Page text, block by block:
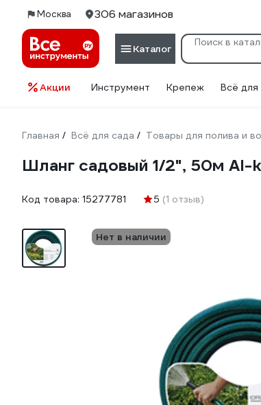
Москва 306 магазинов
Каталог
Акции Инструмент Крепеж Всё для
Главная / Всё для сада / Товары для полива и
Шланг садовый 1/2", 50м Al-
Код товара: 15277781 5 (1 отзыв)
Нет в наличии